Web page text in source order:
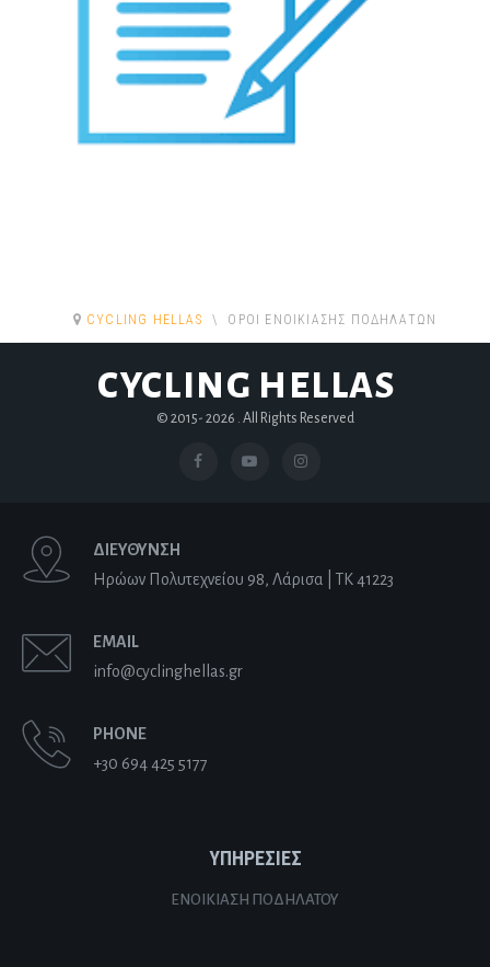
CYCLING HELLAS ΌΡΟΙ ΕΝΟΙΚΊΑΣΗΣ ΠΟΔΗΛΆΤΩΝ
CYCLING HELLAS
© 2015- 2026 . All Rights Reserved
ΔΙΕΥΘΥΝΣΗ
Ηρώων Πολυτεχνείου 98, Λάρισα | ΤΚ 41223
EMAIL
info@cyclinghellas.gr
PHONE
+30 694 425 5177
ΥΠΗΡΕΣΙΕΣ
ΕΝΟΙΚΊΑΣΗ ΠΟΔΗΛΆΤΟΥ